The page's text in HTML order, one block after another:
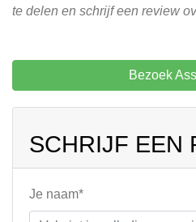
te delen en schrijf een review
Bezoek
SCHRIJF EEN
Je naam*